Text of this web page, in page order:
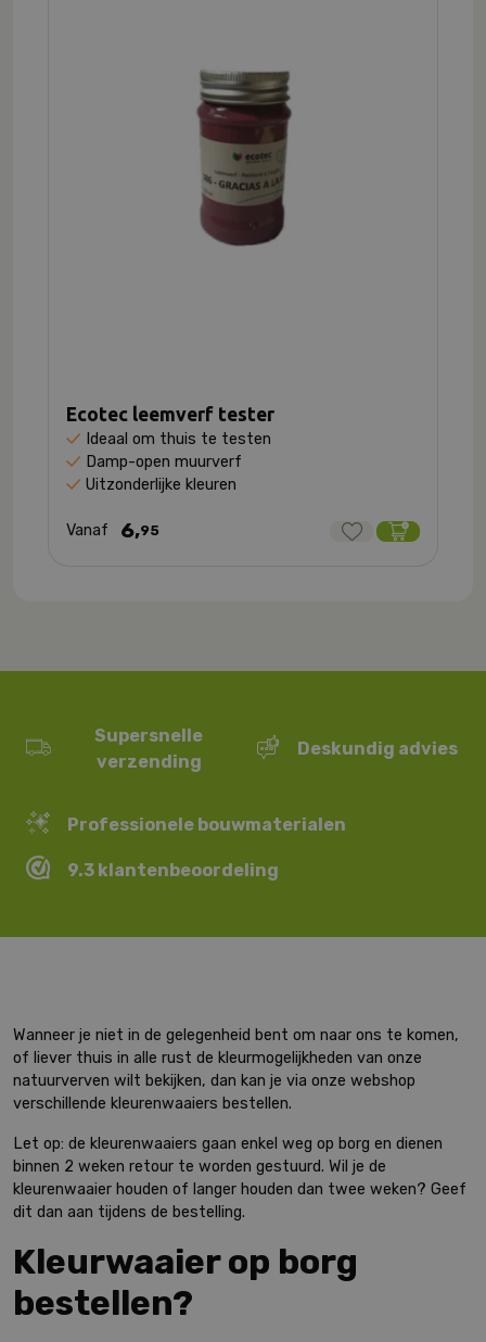
Ecotec leemverf tester
Ideaal om thuis te testen
Damp-open muurverf
Uitzonderlijke kleuren
Vanaf 6,95
Supersnelle
verzending
Deskundig advies
Professionele bouwmaterialen
9.3 klantenbeoordeling
Wanneer je niet in de gelegenheid bent om naar ons te komen,
of liever thuis in alle rust de kleurmogelijkheden van onze
natuurverven wilt bekijken, dan kan je via onze webshop
verschillende kleurenwaaiers bestellen.
Let op: de kleurenwaaiers gaan enkel weg op borg en dienen
binnen 2 weken retour te worden gestuurd. Wil je de
kleurenwaaier houden of langer houden dan twee weken? Geef
dit dan aan tijdens de bestelling.
Kleurwaaier op borg
bestellen?